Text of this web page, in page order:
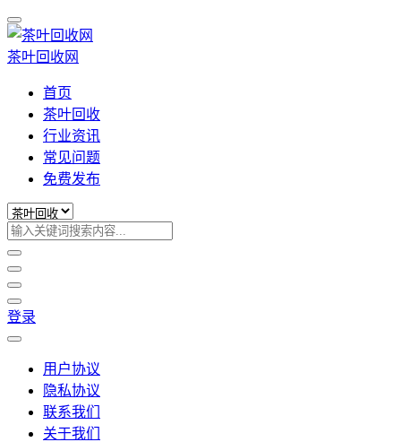
茶叶回收网
首页
茶叶回收
行业资讯
常见问题
免费发布
登录
用户协议
隐私协议
联系我们
关于我们